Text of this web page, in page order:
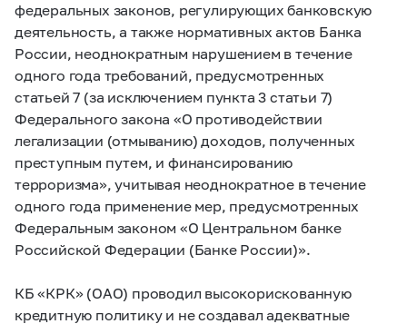
федеральных законов, регулирующих банковскую
деятельность, а также нормативных актов Банка
России, неоднократным нарушением в течение
одного года требований, предусмотренных
статьей 7 (за исключением пункта 3 статьи 7)
Федерального закона «О противодействии
легализации (отмыванию) доходов, полученных
преступным путем, и финансированию
терроризма», учитывая неоднократное в течение
одного года применение мер, предусмотренных
Федеральным законом «О Центральном банке
Российской Федерации (Банке России)».
КБ «КРК» (ОАО) проводил высокорискованную
кредитную политику и не создавал адекватные